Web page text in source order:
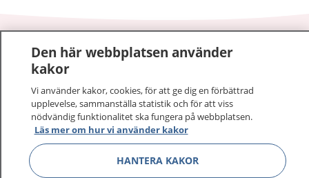
1177–tryggt om din hälsa och vård
På 1177.se får du råd om hälsa och information om
sjukdomar och vilka mottagningar du kan kontakta.
Logga in för att läsa din journal och göra dina
vårdärenden. Ring telefonnummer 1177 för
sjukvårdsrådgivning dygnet runt.
1177 ger dig råd när du vill må bättre.
Den här webbplatsen använder
kakor
Vi använder kakor, cookies, för att ge dig en förbättrad
upplevelse, sammanställa statistik och för att viss
nödvändig funktionalitet ska fungera på webbplatsen.
Läs mer om hur vi använder kakor
HANTERA KAKOR